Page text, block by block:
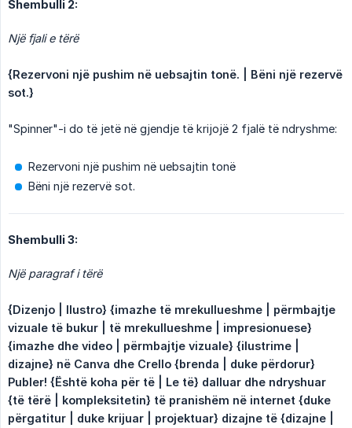
Shembulli 2:
Një fjali e tërë
{Rezervoni një pushim në uebsajtin tonë. | Bëni një rezervë
sot.}
"Spinner"-i do të jetë në gjendje të krijojë 2 fjalë të ndryshme:
Rezervoni një pushim në uebsajtin tonë
Bëni një rezervë sot.
Shembulli 3:
Një paragraf i tërë
{Dizenjo | Ilustro} {imazhe të mrekullueshme | përmbajtje
vizuale të bukur | të mrekullueshme | impresionuese}
{imazhe dhe video | përmbajtje vizuale} {ilustrime |
dizajne} në Canva dhe Crello {brenda | duke përdorur}
Publer! {Është koha për të | Le të} dalluar dhe ndryshuar
{të tërë | kompleksitetin} të pranishëm në internet {duke
përgatitur | duke krijuar | projektuar} dizajne të {dizajne |